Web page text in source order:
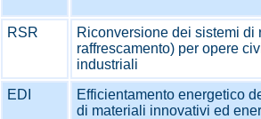
RSR
Riconversione dei sistemi di
raffrescamento) per opere
industriali
EDI
Efficientamento energetico
di materiali innovativi ed